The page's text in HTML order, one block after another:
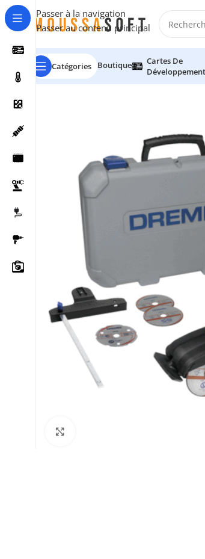
Passer à la navigation
Passer au contenu principal
05 25 62 62 25
contact@moussasoft.com
moussasoft
Catégories Boutique
Cartes De
Développement